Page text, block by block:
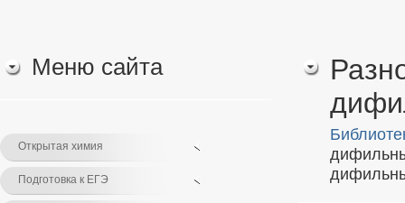
Меню сайта
Открытая химия
Подготовка к ЕГЭ